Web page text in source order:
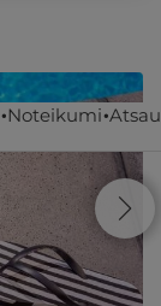
Noteikumi